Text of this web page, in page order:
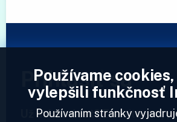
Prihlásiť sa
Už máme účet?Zadajte svoj
Používame
vylepšili funkčnosť
Používaním stránky